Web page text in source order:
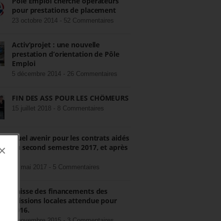
pour prestations de placement
23 octobre 2014 - 52 Commentaires
Activ’projet : une nouvelle
prestation d’orientation de Pôle
Emploi
5 décembre 2014 - 26 Commentaires
FIN DES ASS POUR LES CHÔMEURS
15 juillet 2018 - 8 Commentaires
Quel avenir pour les contrats aidés
au second semestre 2017, et après
22 mai 2017 - 5 Commentaires
Baisse des financements des
missions locales attendue pour
2016.